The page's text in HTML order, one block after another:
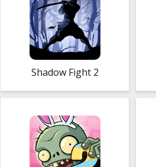
Shadow Fight 2